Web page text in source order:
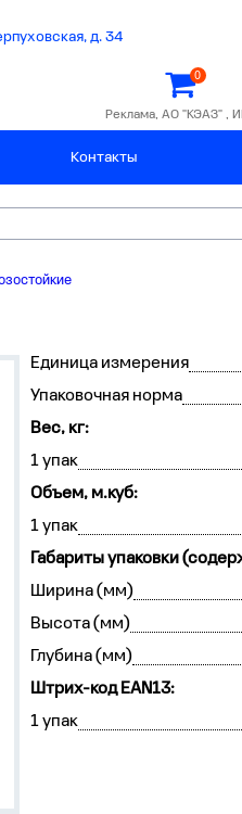
д. 34
0
Реклама, АО "КЭАЗ" ,
Контакты
Единица измерения
Упаковочная норма
Вес, кг:
1 упак
Объем, м.куб:
1 упак
Габариты упаковки
Ширина (мм)
Высота (мм)
Глубина (мм)
Штрих-код EAN13:
1 упак